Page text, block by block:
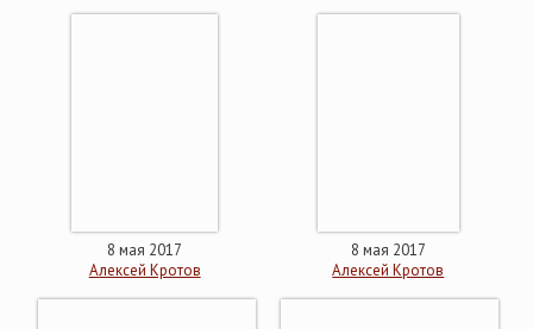
8 мая 2017
Алексей Кротов
8 мая 2017
Алексей Кротов